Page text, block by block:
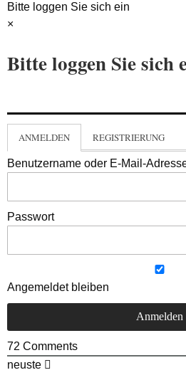
Bitte loggen Sie sich ein
×
Bitte loggen Sie sich
ANMELDEN REGISTRIERUNG
Benutzername oder E-Mail-
Passwort
Angemeldet bleiben
72 Comments
neuste